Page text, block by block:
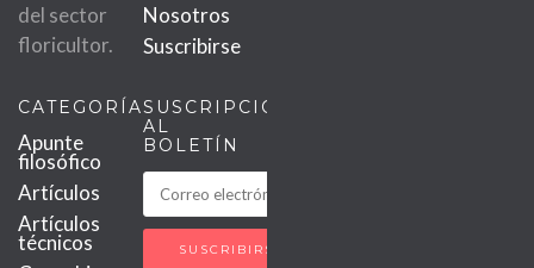
del sector
floricultor.
Nosotros
Suscribirse
CATEGORÍAS
Apunte
filosófico
Artículos
Artículos
técnicos
SUSCRIPCIÓN
AL
BOLETÍN